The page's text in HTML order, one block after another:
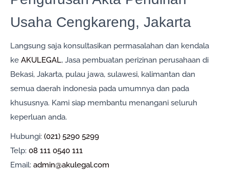
Usaha Cengkareng, Jakarta
Langsung saja konsultasikan permasalahan dan kendala
ke AKULEGAL, Jasa pembuatan perizinan perusahaan di
Bekasi, Jakarta, pulau jawa, sulawesi, kalimantan dan
semua daerah indonesia pada umumnya dan pada
khususnya. Kami siap membantu menangani seluruh
keperluan anda.
Hubungi: (021) 5290 5299
Telp: 08 111 0540 111
Email: admin@akulegal.com